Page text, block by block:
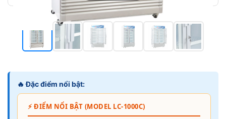
🔥 Đặc điểm nổi bật:
⚡ ĐIỂM NỔI BẬT (MODEL LC-1000C)